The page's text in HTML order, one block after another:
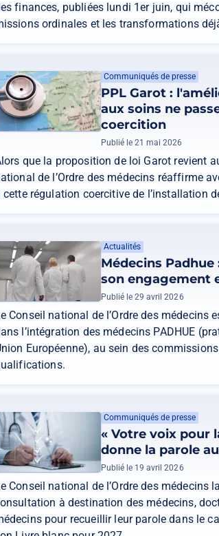
finances, publiées lundi 1er juin, qui
ordinales et les transformations
Communiqués de presse
PPL Garot :
aux soins ne
coercition
Publié le 21 mai 2026
que la proposition de loi Garot revient
de l’Ordre des médecins réaffirme
cette régulation coercitive de l’installation
Actualités
Médecins Padhue
son engagement
Publié le 29 avril 2026
Conseil national de l’Ordre des médecins
l’intégration des médecins PADHUE
Européenne), au sein des
Communiqués de presse
« Votre voix pour
donne la parole
Publié le 19 avril 2026
Conseil national de l’Ordre des médecins
à destination des médecins,
pour recueillir leur parole dans le